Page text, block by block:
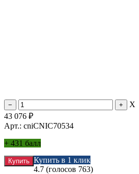
X
43 076 ₽
Арт.: cniCNIC70534
+ 431 балл
Купить в 1 клик
4.7 (голосов 763)